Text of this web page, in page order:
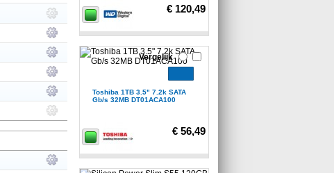
€ 120,49
Toshiba 1TB 3.5" 7.2k SATA
Gb/s 32MB DT01ACA100
€ 56,49
Vergelijk